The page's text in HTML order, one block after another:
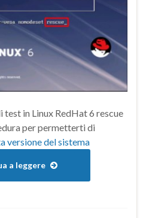
in Linux RedHat 6 rescue
per permetterti di
versione del sistema
a leggere